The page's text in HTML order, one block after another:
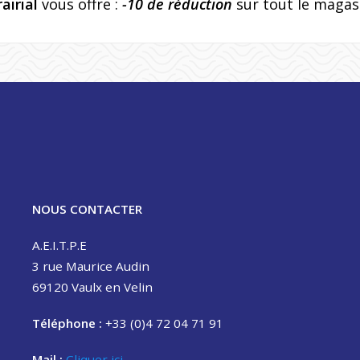
vous offre : -10 de réduction sur tout le
NOUS CONTACTER
A.E.I.T.P.E
3 rue Maurice Audin
69120 Vaulx en Velin
Téléphone : +33 (0)4 72 04 71 91